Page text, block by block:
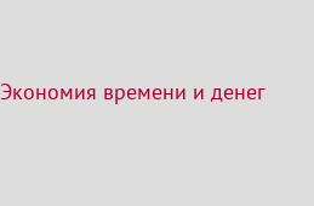
Экономия времени и денег